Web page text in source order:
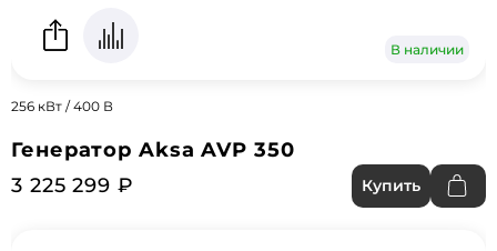
В наличии
256 кВт / 400 В
Генератор Aksa AVP 350
3 225 299 ₽
Купить